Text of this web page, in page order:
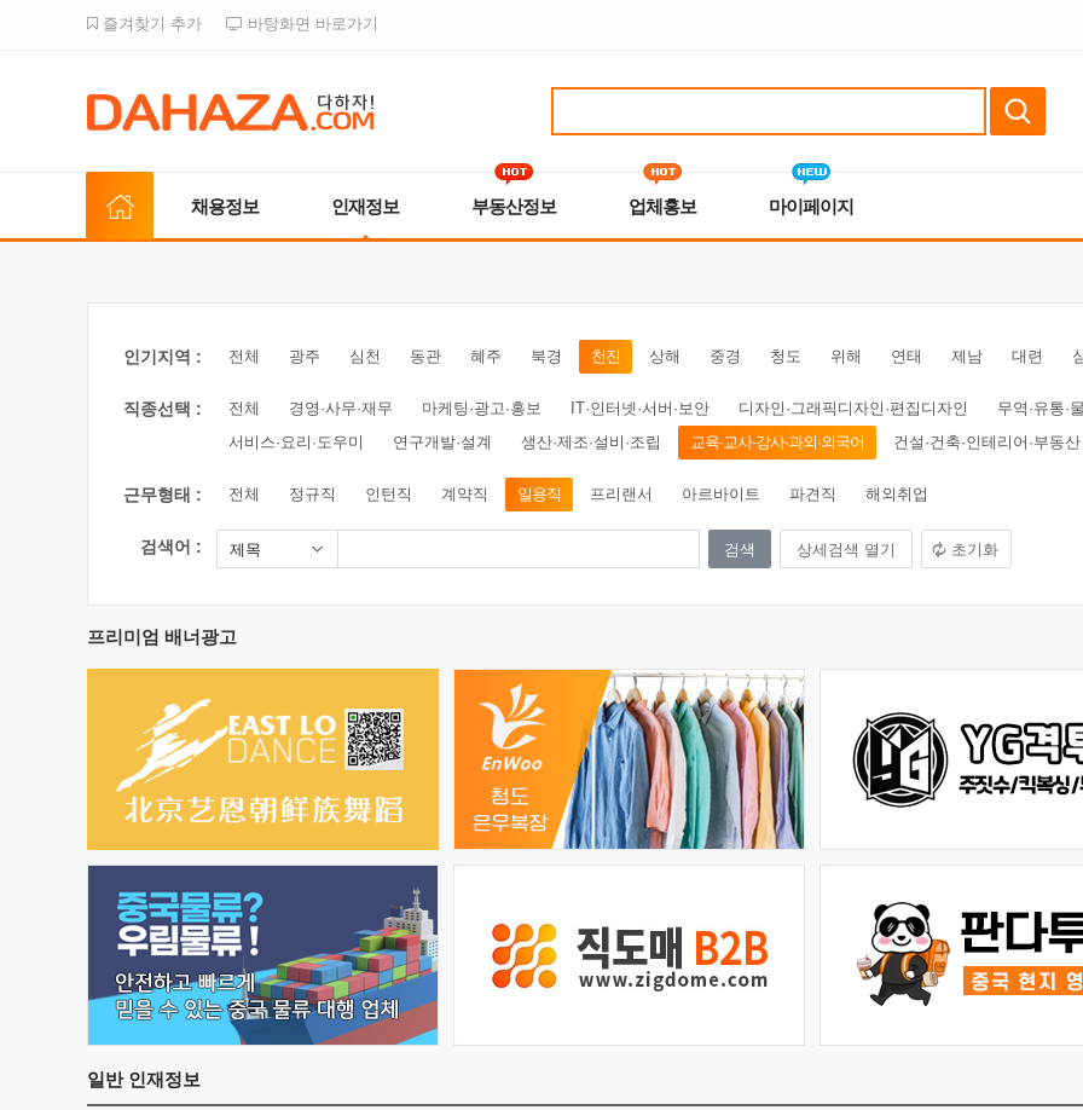
즐겨찾기 추가 바탕화면 바로가기
채용정보 인재정보 부동산정보 업체홍보 마이페이지
인기지역 : 전체 광주 심천 동관 혜주 북경 천진 상해 중경 청도 위해 연태 제남 대련
직종선택 : 전체 경영·사무·재무 마케팅·광고·홍보 IT·인터넷·서버·보안 디자인·그래픽디자인·편집디자인
무역·유통·
서비스·요리·도우미
연구개발·설계 생산·제조·설비·조립 교육·교사·강사·과외·외국어 건설·건축·인테리어·부동산
근무형태 : 전체 정규직 인턴직 계약직 일용직 프리랜서 아르바이트 파견직 해외취업
검색어 : 제목 상세검색 열기 초기화
프리미엄 배너광고
일반인재정보